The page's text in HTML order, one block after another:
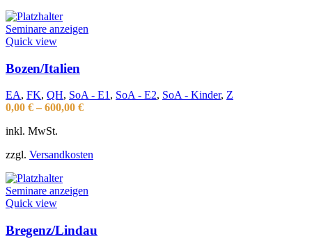
Seminare anzeigen
Quick view
Bozen/Italien
EA, FK, QH, SoA - E1, SoA - E2, SoA - Kinder, Z
0,00 € – 600,00 €
inkl. MwSt.
zzgl. Versandkosten
Seminare anzeigen
Quick view
Bregenz/Lindau